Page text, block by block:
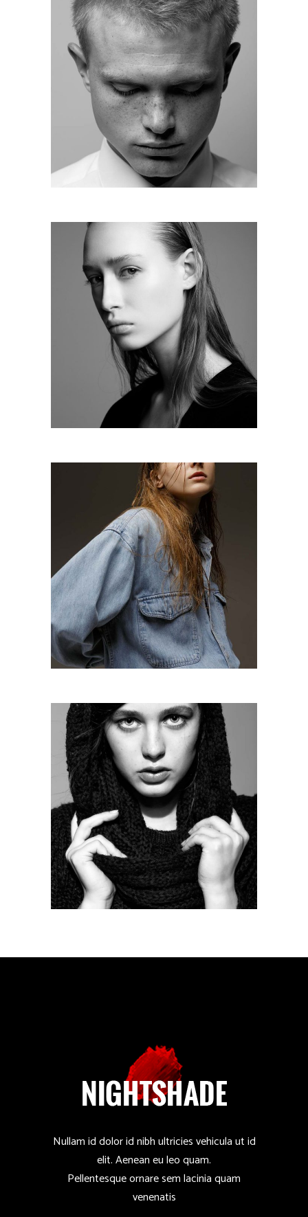
Nullam id dolor id nibh ultricies vehicula ut id
elit. Aenean eu leo quam.
Pellentesque ornare sem lacinia quam
venenatis